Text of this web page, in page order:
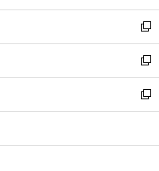
開
く
ウ
で
開
く
ン
ド
ウ
で
開
く
ウ
ィ
ン
ド
ウ
で
開
し
い
ウ
ィ
ン
ド
ウ
開
新
し
い
ウ
ィ
ン
ウ
新
し
い
ウ
ン
新
し
ウ